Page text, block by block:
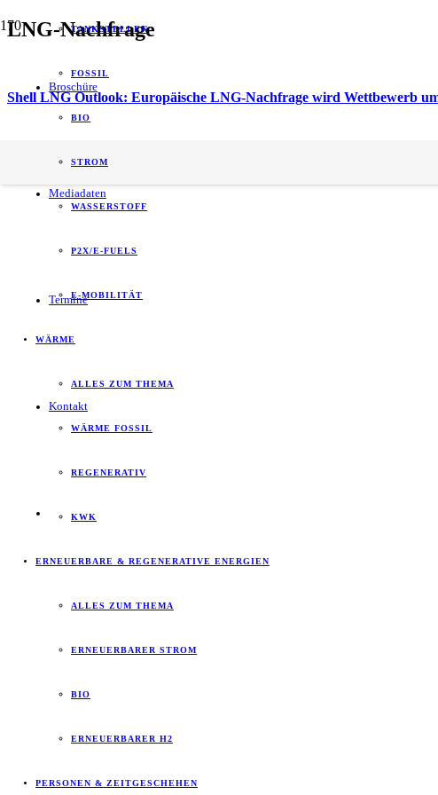
Broschüre
Mediadaten
Termine
Kontakt
TANKSTELLEN
FOSSIL
BIO
STROM
WASSERSTOFF
P2X/E-FUELS
E-MOBILITÄT
WÄRME
ALLES ZUM THEMA
WÄRME FOSSIL
REGENERATIV
KWK
ERNEUERBARE & REGENERATIVE ENERGIEN
ALLES ZUM THEMA
ERNEUERBARER STROM
BIO
ERNEUERBARER H2
PERSONEN & ZEITGESCHEHEN
LNG-Nachfrage
Shell LNG Outlook: Europäische LNG-Nachfrage wird Wettbewerb